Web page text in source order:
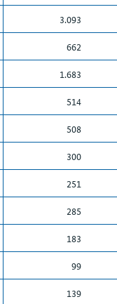
3.093
662
1.683
514
508
300
251
285
183
99
139